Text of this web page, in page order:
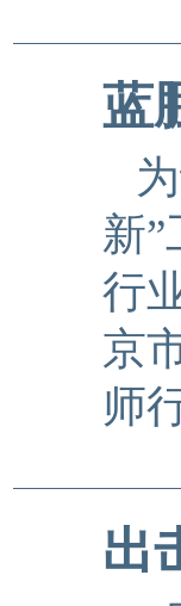
蓝
新
行
京
师
出